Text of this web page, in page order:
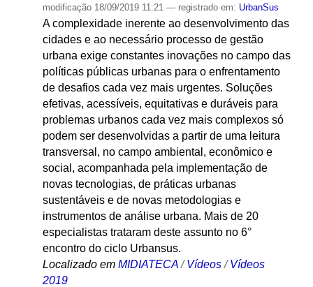
modificação18/09/2019 11:21 — registrado em: UrbanSus
A complexidade inerente ao desenvolvimento das
cidades e ao necessário processo de gestão
urbana exige constantes inovações no campo das
políticas públicas urbanas para o enfrentamento
de desafios cada vez mais urgentes. Soluções
efetivas, acessíveis, equitativas e duráveis para
problemas urbanos cada vez mais complexos só
podem ser desenvolvidas a partir de uma leitura
transversal, no campo ambiental, econômico e
social, acompanhada pela implementação de
novas tecnologias, de práticas urbanas
sustentáveis e de novas metodologias e
instrumentos de análise urbana. Mais de 20
especialistas trataram deste assunto no 6°
encontro do ciclo Urbansus.
Localizado em MIDIATECA /Vídeos /Vídeos
2019